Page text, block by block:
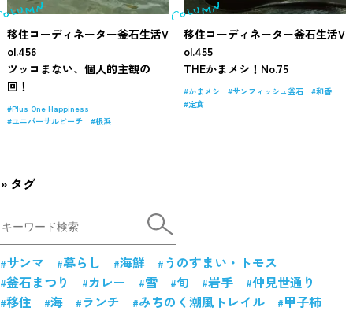
移住コーディネーター釜石生活V
ol.456
ツッコまない、個人的主観の
回！
Plus One Happiness
ユニバーサルビーチ
根浜
移住コーディネーター釜石生活V
ol.455
THEかまメシ！No.75
かまメシ サンフィッシュ釜石
和香
定食
タグ
サンマ 暮らし 海鮮
うのすまい・トモス
釜石まつり
カレー 雪 旬 岩手
仲見世通り
移住
海 ランチ みちのく潮風トレイル
甲子柿